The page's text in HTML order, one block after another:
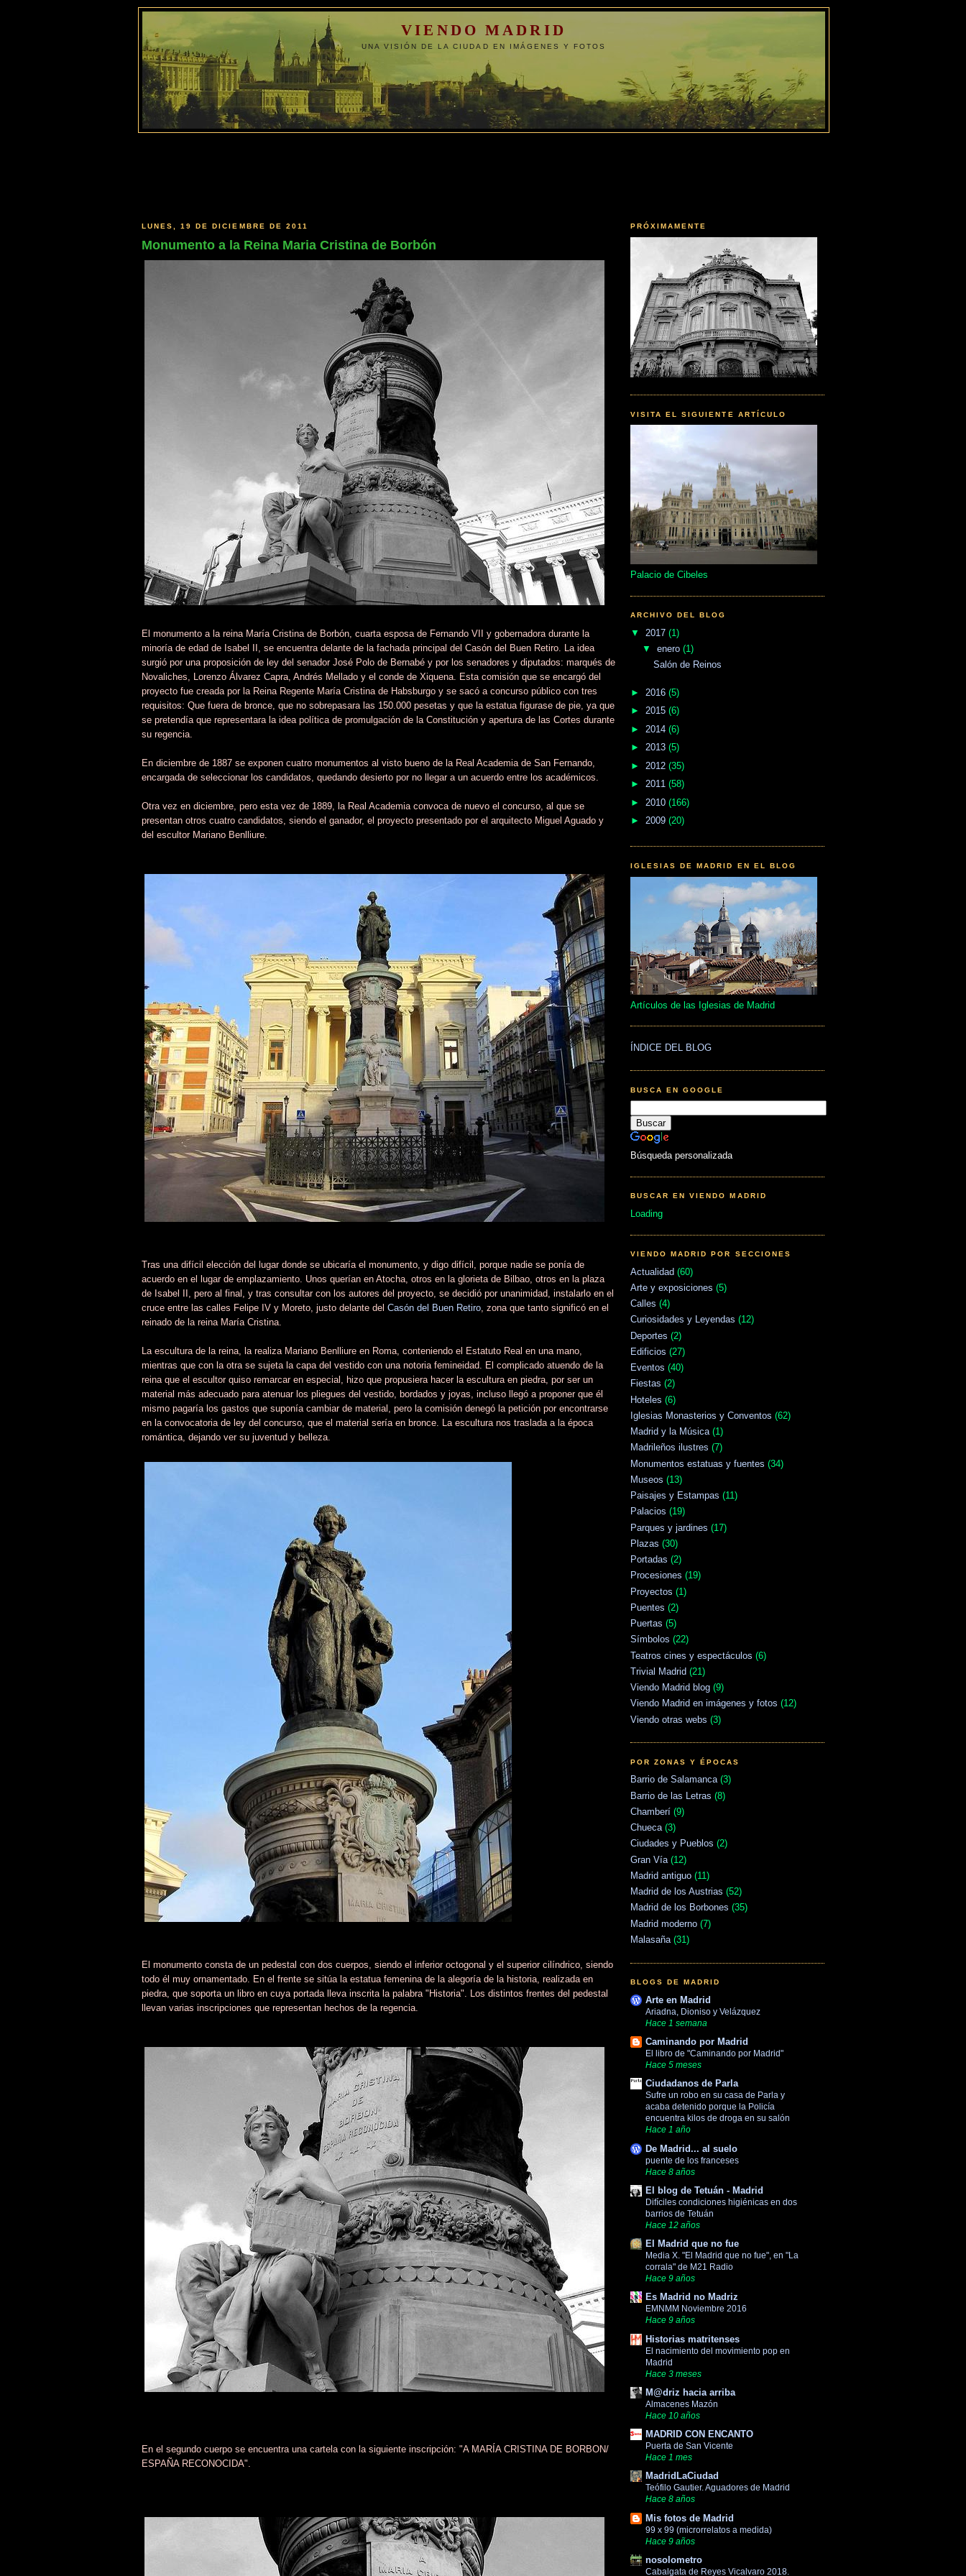
VIENDO MADRID
UNA VISIÓN DE LA CIUDAD EN IMÁGENES Y FOTOS
LUNES, 19 DE DICIEMBRE DE 2011
Monumento a la Reina Maria Cristina de Borbón
El monumento a la reina María Cristina de Borbón, cuarta esposa de Fernando VII y gobernadora durante la
minoría de edad de Isabel II, se encuentra delante de la fachada principal del Casón del Buen Retiro. La idea
surgió por una proposición de ley del senador José Polo de Bernabé y por los senadores y diputados: marqués de
Novaliches, Lorenzo Álvarez Capra, Andrés Mellado y el conde de Xiquena. Esta comisión que se encargó del
proyecto fue creada por la Reina Regente María Cristina de Habsburgo y se sacó a concurso público con tres
requisitos: Que fuera de bronce, que no sobrepasara las 150.000 pesetas y que la estatua figurase de pie, ya que
se pretendía que representara la idea política de promulgación de la Constitución y apertura de las Cortes durante
su regencia.
En diciembre de 1887 se exponen cuatro monumentos al visto bueno de la Real Academia de San Fernando,
encargada de seleccionar los candidatos, quedando desierto por no llegar a un acuerdo entre los académicos.
Otra vez en diciembre, pero esta vez de 1889, la Real Academia convoca de nuevo el concurso, al que se
presentan otros cuatro candidatos, siendo el ganador, el proyecto presentado por el arquitecto Miguel Aguado y
del escultor Mariano Benlliure.
Tras una difícil elección del lugar donde se ubicaría el monumento, y digo difícil, porque nadie se ponía de
acuerdo en el lugar de emplazamiento. Unos querían en Atocha, otros en la glorieta de Bilbao, otros en la plaza
de Isabel II, pero al final, y tras consultar con los autores del proyecto, se decidió por unanimidad, instalarlo en el
cruce entre las calles Felipe IV y Moreto, justo delante del Casón del Buen Retiro , zona que tanto significó en el
reinado de la reina María Cristina.
La escultura de la reina, la realiza Mariano Benlliure en Roma, conteniendo el Estatuto Real en una mano,
mientras que con la otra se sujeta la capa del vestido con una notoria femineidad. El complicado atuendo de la
reina que el escultor quiso remarcar en especial, hizo que propusiera hacer la escultura en piedra, por ser un
material más adecuado para atenuar los pliegues del vestido, bordados y joyas, incluso llegó a proponer que él
mismo pagaría los gastos que suponía cambiar de material, pero la comisión denegó la petición por encontrarse
en la convocatoria de ley del concurso, que el material sería en bronce. La escultura nos traslada a la época
romántica, dejando ver su juventud y belleza.
El monumento consta de un pedestal con dos cuerpos, siendo el inferior octogonal y el superior cilíndrico, siendo
todo él muy ornamentado. En el frente se sitúa la estatua femenina de la alegoría de la historia, realizada en
piedra, que soporta un libro en cuya portada lleva inscrita la palabra "Historia". Los distintos frentes del pedestal
llevan varias inscripciones que representan hechos de la regencia.
En el segundo cuerpo se encuentra una cartela con la siguiente inscripción: "A MARÍA CRISTINA DE BORBON/
ESPAÑA RECONOCIDA".
PRÓXIMAMENTE
VISITA EL SIGUIENTE ARTÍCULO
Palacio de Cibeles
ARCHIVO DEL BLOG
▼ 2017 (1)
▼ enero (1)
Salón de Reinos
► 2016 (5)
► 2015 (6)
► 2014 (6)
► 2013 (5)
► 2012 (35)
► 2011 (58)
► 2010 (166)
► 2009 (20)
IGLESIAS DE MADRID EN EL BLOG
Artículos de las Iglesias de Madrid
ÍNDICE DEL BLOG
BUSCA EN GOOGLE
Búsqueda personalizada
BUSCAR EN VIENDO MADRID
Loading
VIENDO MADRID POR SECCIONES
Actualidad (60)
Arte y exposiciones (5)
Calles (4)
Curiosidades y Leyendas (12)
Deportes (2)
Edificios (27)
Eventos (40)
Fiestas (2)
Hoteles (6)
Iglesias Monasterios y Conventos (62)
Madrid y la Música (1)
Madrileños ilustres (7)
Monumentos estatuas y fuentes (34)
Museos (13)
Paisajes y Estampas (11)
Palacios (19)
Parques y jardines (17)
Plazas (30)
Portadas (2)
Procesiones (19)
Proyectos (1)
Puentes (2)
Puertas (5)
Símbolos (22)
Teatros cines y espectáculos (6)
Trivial Madrid (21)
Viendo Madrid blog (9)
Viendo Madrid en imágenes y fotos (12)
Viendo otras webs (3)
POR ZONAS Y ÉPOCAS
Barrio de Salamanca (3)
Barrio de las Letras (8)
Chamberí (9)
Chueca (3)
Ciudades y Pueblos (2)
Gran Vía (12)
Madrid antiguo (11)
Madrid de los Austrias (52)
Madrid de los Borbones (35)
Madrid moderno (7)
Malasaña (31)
BLOGS DE MADRID
Arte en Madrid
Ariadna, Dioniso y Velázquez
Hace 1 semana
Caminando por Madrid
El libro de "Caminando por Madrid"
Hace 5 meses
Ciudadanos de Parla
Sufre un robo en su casa de Parla y
acaba detenido porque la Policía
encuentra kilos de droga en su salón
Hace 1 año
De Madrid... al suelo
puente de los franceses
Hace 8 años
El blog de Tetuán - Madrid
Difíciles condiciones higiénicas en dos
barrios de Tetuán
Hace 12 años
El Madrid que no fue
Media X. "El Madrid que no fue", en "La
corrala" de M21 Radio
Hace 9 años
Es Madrid no Madriz
EMNMM Noviembre 2016
Hace 9 años
Historias matritenses
El nacimiento del movimiento pop en
Madrid
Hace 3 meses
M@driz hacia arriba
Almacenes Mazón
Hace 10 años
MADRID CON ENCANTO
Puerta de San Vicente
Hace 1 mes
MadridLaCiudad
Teófilo Gautier. Aguadores de Madrid
Hace 8 años
Mis fotos de Madrid
99 x 99 (microrrelatos a medida)
Hace 9 años
nosolometro
Cabalgata de Reyes Vicalvaro 2018.